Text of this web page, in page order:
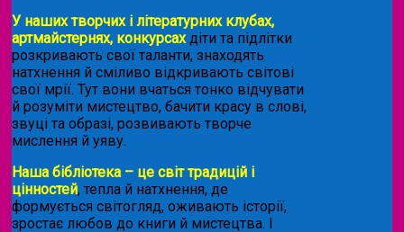
У наших творчих і літературних клубах,
артмайстернях, конкурсахдіти та підлітки
розкривають свої таланти, знаходять
натхнення й сміливо відкривають світові
свої мрії. Тут вони вчаться тонко відчувати
й розуміти мистецтво, бачити красу в слові,
звуці та образі, розвивають творче
мислення й уяву.
Наша бібліотека – це світ традицій і
цінностей, тепла й натхнення, де
формується світогляд, оживають історії,
зростає любов до книги й мистецтва. І